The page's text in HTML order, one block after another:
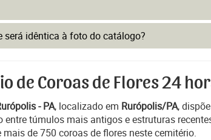
será idêntica à foto do catálogo?
de Coroas de Flores 24
- PA, localizado em Rurópolis/PA,
túmulos mais antigos e estruturas
de 750 coroas de flores neste cemitério.